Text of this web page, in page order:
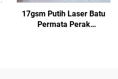
17gsm Putih Laser Batu
Permata Perak